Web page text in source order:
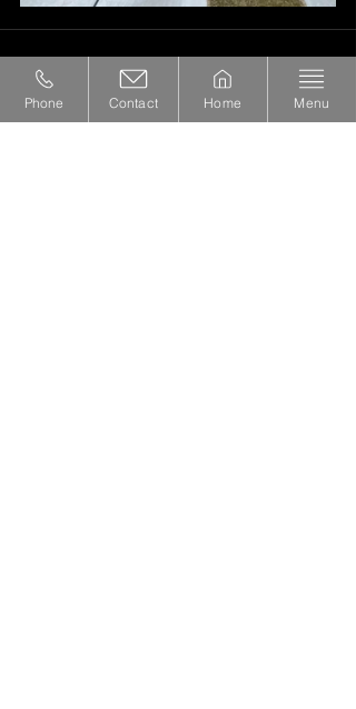
最新の投稿
目地でデザインする‼︎オシャレ駐車場
Phone Contact Home Menu